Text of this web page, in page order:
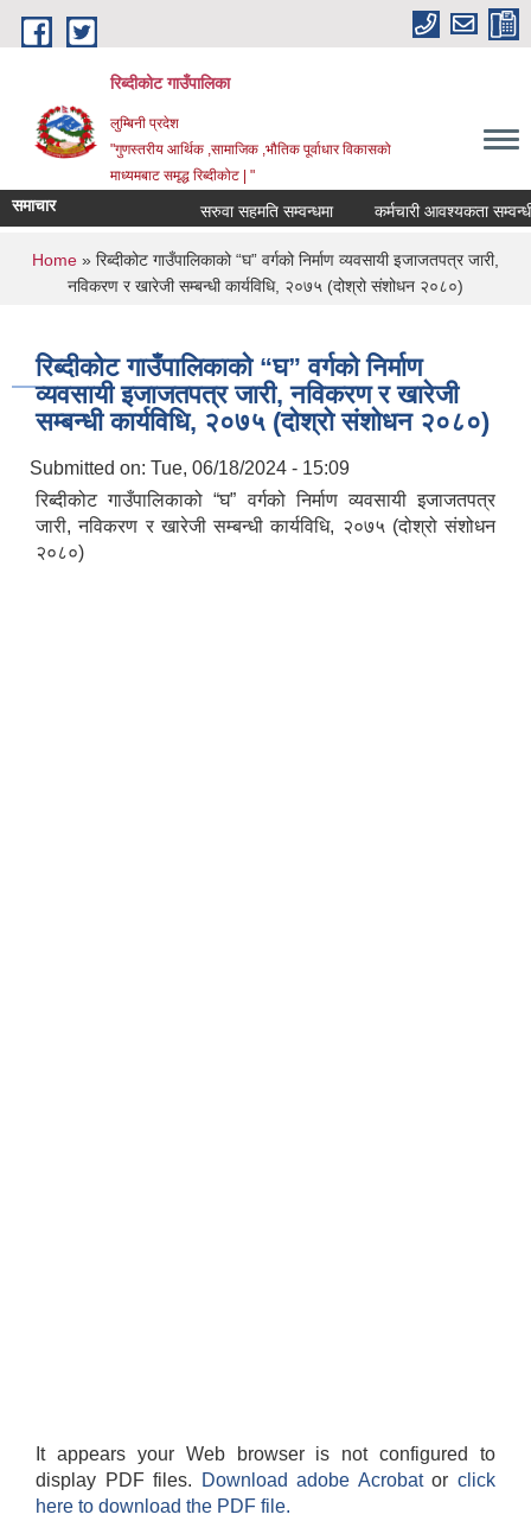
Skip to main content
रिब्दीकोट गाउँपालिका
लुम्बिनी प्रदेश
"गुणस्तरीय आर्थिक ,सामाजिक ,भौतिक पूर्वाधार विकासको
माध्यमबाट समृद्ध रिब्दीकोट | "
समाचार सरुवा सहमति सम्वन्धमा कर्मचारी आवश्यकता सम्वन्धी
You are here
Home » रिब्दीकोट गाउँपालिकाको “घ” वर्गको निर्माण व्यवसायी इजाजतपत्र जारी,
नविकरण र खारेजी सम्बन्धी कार्यविधि, २०७५ (दोश्रो संशोधन २०८०)
रिब्दीकोट गाउँपालिकाको “घ” वर्गको निर्माण
व्यवसायी इजाजतपत्र जारी, नविकरण र खारेजी
सम्बन्धी कार्यविधि, २०७५ (दोश्रो संशोधन २०८०)
Submitted on: Tue, 06/18/2024 - 15:09
रिब्दीकोट गाउँपालिकाको “घ” वर्गको निर्माण व्यवसायी इजाजतपत्र
जारी, नविकरण र खारेजी सम्बन्धी कार्यविधि, २०७५ (दोश्रो संशोधन
२०८०)
It appears your Web browser is not configured to
display PDF files.
Download adobe Acrobatorclick
here to download the PDF file.